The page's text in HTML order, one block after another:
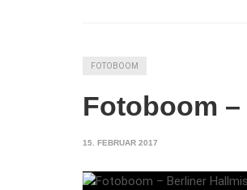
FOTOBOOM
Fotoboom
15. FEBRUAR 2017